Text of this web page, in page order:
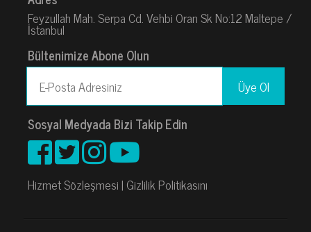
Feyzullah Mah. Serpa Cd. Vehbi Oran Sk No:12 Maltepe /
İstanbul
Bültenimize Abone Olun
Sosyal Medyada Bizi Takip Edin
Hizmet Sözleşmesi | Gizlilik Politikasını